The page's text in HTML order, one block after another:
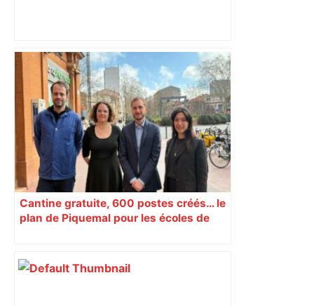
Vous pensiez que c’était comme une
voiture ? La vérité sur les avions qui
reculent – ici.fr
Cantine gratuite, 600 postes créés… le
plan de Piquemal pour les écoles de